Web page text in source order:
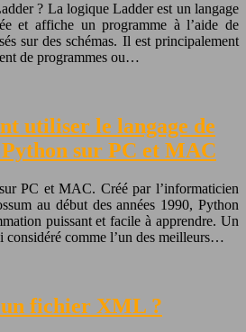
? La logique Ladder est un langage
et affiche un programme à l’aide de
sur des schémas. Il est principalement
de programmes ou…
utiliser le langage de
sur PC et MAC
PC et MAC. Créé par l’informaticien
au début des années 1990, Python
puissant et facile à apprendre. Un
considéré comme l’un des meilleurs…
fichier XML ?